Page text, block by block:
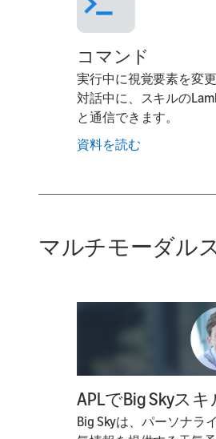
コマンド
実行中に視覚要素を変
対話中に、スキルの
と通信できます。
資料を読む
マルチモーダル
APLでBig Skyス
Big Skyは、パーソナラ